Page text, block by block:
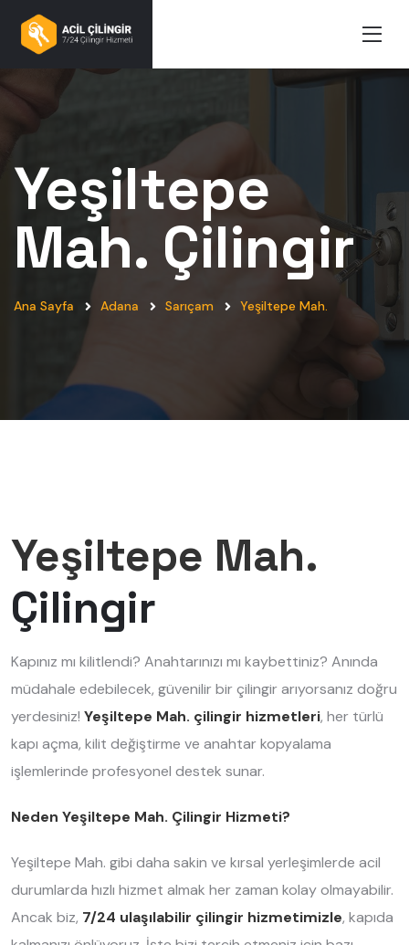
Yeşiltepe
Mah. Çilingir
Ana Sayfa Adana Sarıçam Yeşiltepe Mah.
Yeşiltepe Mah.
Çilingir
Kapınız mı kilitlendi? Anahtarınızı mı kaybettiniz? Anında
müdahale edebilecek, güvenilir bir çilingir arıyorsanız doğru
yerdesiniz! Yeşiltepe Mah. çilingir hizmetleri, her türlü
kapı açma, kilit değiştirme ve anahtar kopyalama
işlemlerinde profesyonel destek sunar.
Neden Yeşiltepe Mah. Çilingir Hizmeti?
Yeşiltepe Mah. gibi daha sakin ve kırsal yerleşimlerde acil
durumlarda hızlı hizmet almak her zaman kolay olmayabilir.
Ancak biz, 7/24 ulaşılabilir çilingir hizmetimizle, kapıda